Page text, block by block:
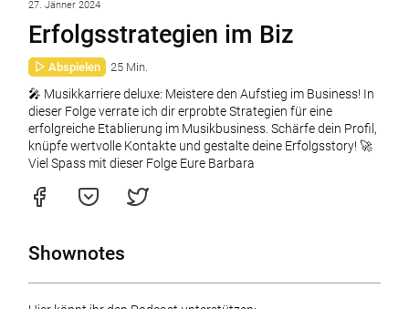
27. Jänner 2024
Erfolgsstrategien im Biz
Abspielen 25 Min.
🎤 Musikkarriere deluxe: Meistere den Aufstieg im Business! In
dieser Folge verrate ich dir erprobte Strategien für eine
erfolgreiche Etablierung im Musikbusiness. Schärfe dein Profil,
knüpfe wertvolle Kontakte und gestalte deine Erfolgsstory! 🚀
Viel Spass mit dieser Folge Eure Barbara
Shownotes